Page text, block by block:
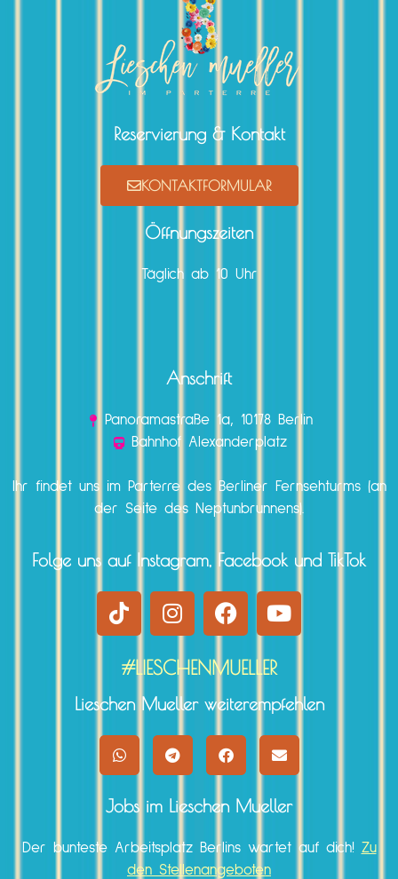
Reservierung & Kontakt
KONTAKTFORMULAR
Öffnungszeiten
Täglich ab 10 Uhr
Anschrift
Panoramastraße 1a, 10178 Berlin
Bahnhof Alexanderplatz
Ihr findet uns im Parterre des Berliner Fernsehturms (an
der Seite des Neptunbrunnens).
Folge uns auf Instagram, Facebook und TikTok
#LIESCHENMUELLER
Lieschen Mueller weiterempfehlen
Jobs im Lieschen Mueller
Der bunteste Arbeitsplatz Berlins wartet auf dich! Zu
den Stellenangeboten